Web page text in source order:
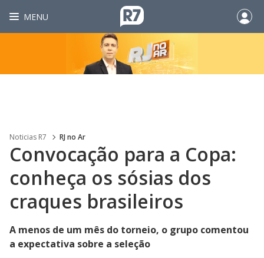
MENU
Noticias R7 RJ no Ar
Convocação para a Copa:
conheça os sósias dos
craques brasileiros
A menos de um mês do torneio, o grupo comentou
a expectativa sobre a seleção